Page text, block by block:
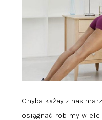
Chyba każay z nas
osiągnąć robimy wiele